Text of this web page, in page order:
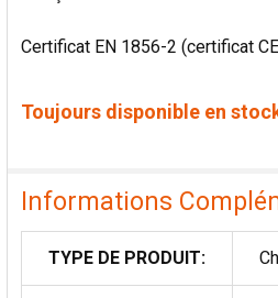
Certificat EN 1856-2 (certificat
Toujours disponible en
Informations
TYPE DE PRODUIT: